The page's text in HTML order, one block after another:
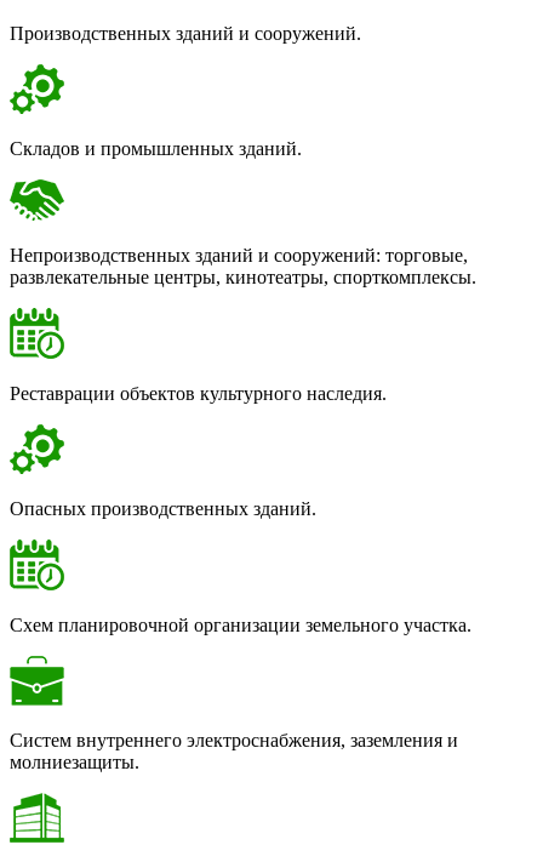
Производственных зданий и сооружений.
Складов и промышленных зданий.
Непроизводственных зданий и сооружений: торговые,
развлекательные центры, кинотеатры, спорткомплексы.
Реставрации объектов культурного наследия.
Опасных производственных зданий.
Схем планировочной организации земельного участка.
Систем внутреннего электроснабжения, заземления и
молниезащиты.